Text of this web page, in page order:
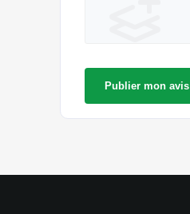
Publier mon avis